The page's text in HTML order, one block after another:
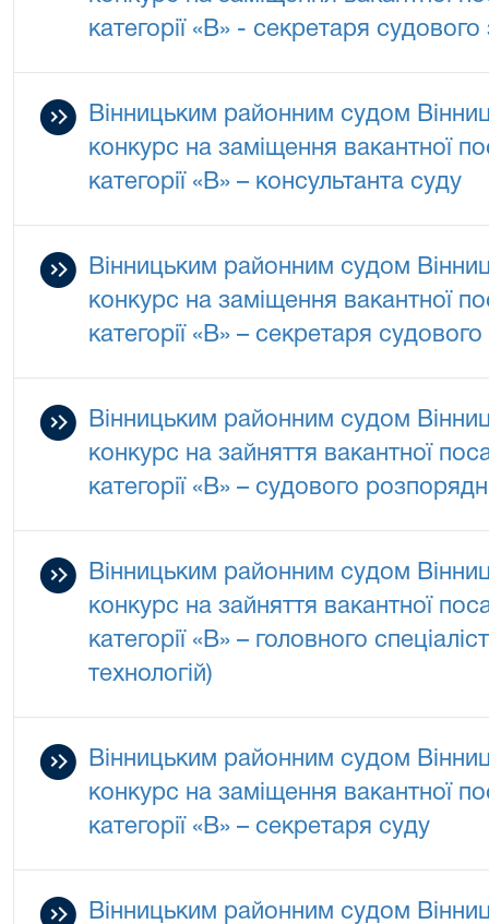
категорії «В» - секретаря
Вінницьким районним судом
конкурс на заміщення вакантної
категорії «В» – консультанта суду
Вінницьким районним судом
конкурс на заміщення вакантної
категорії «В» – секретаря судового
Вінницьким районним судом
конкурс на зайняття вакантної
категорії «В» – судового
Вінницьким районним судом
конкурс на зайняття вакантної
категорії «В» – головного
технологій)
Вінницьким районним судом
конкурс на заміщення вакантної
категорії «В» – секретаря суду
Вінницьким районним судом